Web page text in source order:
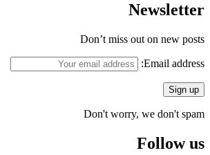
Newsletter
Don’t miss out on new posts
Email address:
Don't worry, we don't spam
Follow us